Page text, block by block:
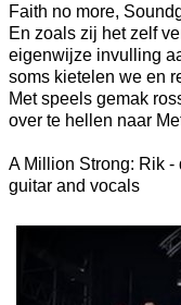
Faith no more,
En zoals zij het zelf
eigenwijze invulling
soms kietelen we en
Met speels gemak
over te hellen naar
A Million Strong: Rik -
guitar and vocals